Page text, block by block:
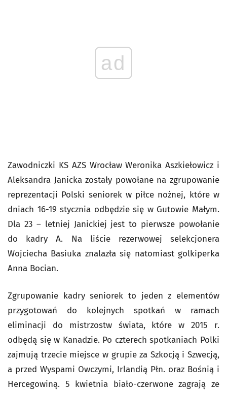
ad
Zawodniczki KS AZS Wrocław Weronika Aszkiełowicz i
Aleksandra Janicka zostały powołane na zgrupowanie
reprezentacji Polski seniorek w piłce nożnej, które w
dniach 16-19 stycznia odbędzie się w Gutowie Małym.
Dla 23 – letniej Janickiej jest to pierwsze powołanie
do kadry A. Na liście rezerwowej selekcjonera
Wojciecha Basiuka znalazła się natomiast golkiperka
Anna Bocian.
Zgrupowanie kadry seniorek to jeden z elementów
przygotowań do kolejnych spotkań w ramach
eliminacji do mistrzostw świata, które w 2015 r.
odbędą się w Kanadzie. Po czterech spotkaniach Polki
zajmują trzecie miejsce w grupie za Szkocją i Szwecją,
a przed Wyspami Owczymi, Irlandią Płn. oraz Bośnią i
Hercegowiną. 5 kwietnia biało-czerwone zagrają ze